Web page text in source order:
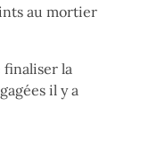
au mortier
finaliser la
il y a